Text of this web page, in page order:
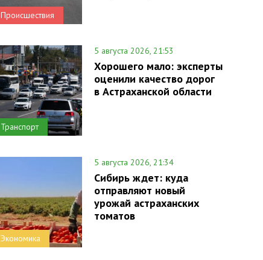
Происшествия
Транспорт
5 августа 2026, 21:53
Хорошего мало: эксперты
оценили качество дорог
в Астраханской области
Экономика
5 августа 2026, 21:34
Сибирь ждет: куда
отправляют новый
урожай астраханских
томатов